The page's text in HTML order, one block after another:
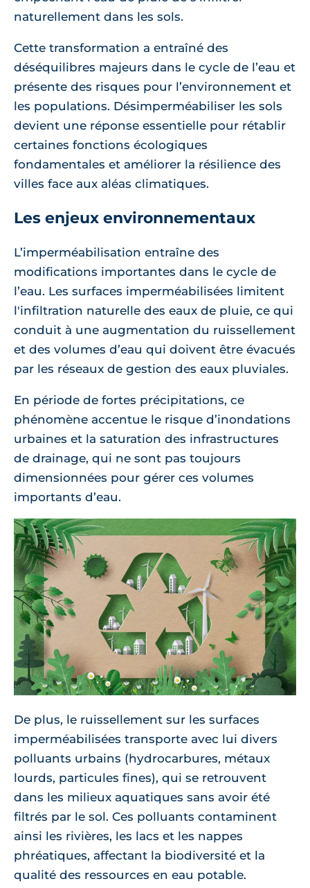
naturellement dans les sols.
Cette transformation a entraîné des
déséquilibres majeurs dans le cycle de l’eau et
présente des risques pour l’environnement et
les populations. Désimperméabiliser les sols
devient une réponse essentielle pour rétablir
certaines fonctions écologiques
fondamentales et améliorer la résilience des
villes face aux aléas climatiques.
Les enjeux environnementaux
L’imperméabilisation entraîne des
modifications importantes dans le cycle de
l’eau. Les surfaces imperméabilisées limitent
l'infiltration naturelle des eaux de pluie, ce qui
conduit à une augmentation du ruissellement
et des volumes d’eau qui doivent être évacués
par les réseaux de gestion des eaux pluviales.
En période de fortes précipitations, ce
phénomène accentue le risque d’inondations
urbaines et la saturation des infrastructures
de drainage, qui ne sont pas toujours
dimensionnées pour gérer ces volumes
importants d’eau.
De plus, le ruissellement sur les surfaces
imperméabilisées transporte avec lui divers
polluants urbains (hydrocarbures, métaux
lourds, particules fines), qui se retrouvent
dans les milieux aquatiques sans avoir été
filtrés par le sol. Ces polluants contaminent
ainsi les rivières, les lacs et les nappes
phréatiques, affectant la biodiversité et la
qualité des ressources en eau potable.